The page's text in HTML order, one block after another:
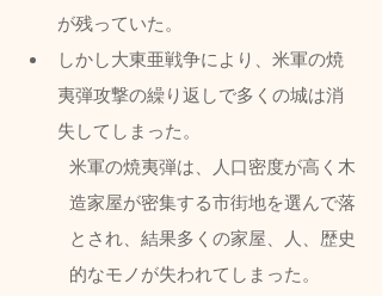
が残っていた。
しかし大東亜戦争により、米軍の焼
夷弾攻撃の繰り返しで多くの城は消
失してしまった。
米軍の焼夷弾は、人口密度が高く木
造家屋が密集する市街地を選んで落
とされ、結果多くの家屋、人、歴史
的なモノが失われてしまった。